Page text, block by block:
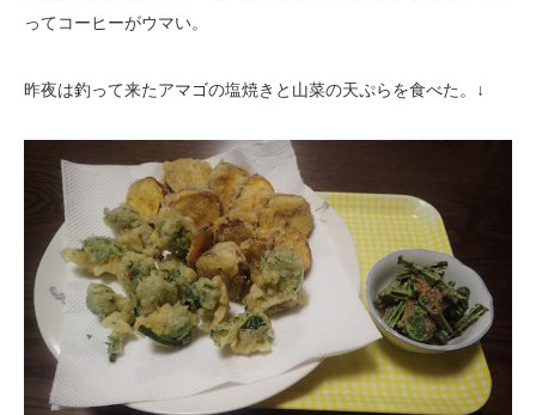
ってコーヒーがウマい。
昨夜は釣って来たアマゴの塩焼きと山菜の天ぷらを食べた。↓